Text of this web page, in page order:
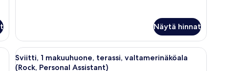
Näytä hinnat
on oma uima-allas, aurinkotuoleja ja nuotiopaikka.
Avaa
kaikki
Kattoterassi, jossa on aurinkotuoleja, sohva
12
Sviitti, 1 makuuhuone, terassi, valtamerinäköala
(Rock, Personal Assistant)